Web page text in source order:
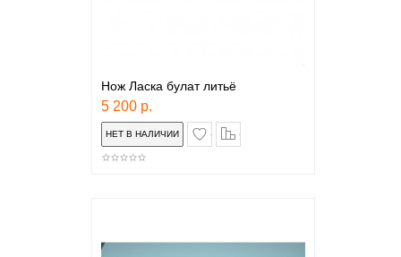
Нож Ласка булат литьё
5 200 р.
в закладки